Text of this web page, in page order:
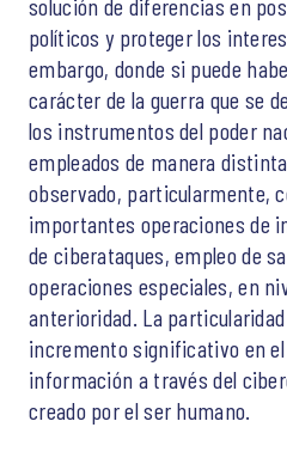
solución de diferencias en
políticos y proteger los
embargo, donde si puede
carácter de la guerra que se
los instrumentos del poder
empleados de manera
observado, particularmente,
importantes operaciones de
de ciberataques, empleo de
operaciones especiales, en
anterioridad. La
incremento significativo en
información a través del
creado por el ser humano.